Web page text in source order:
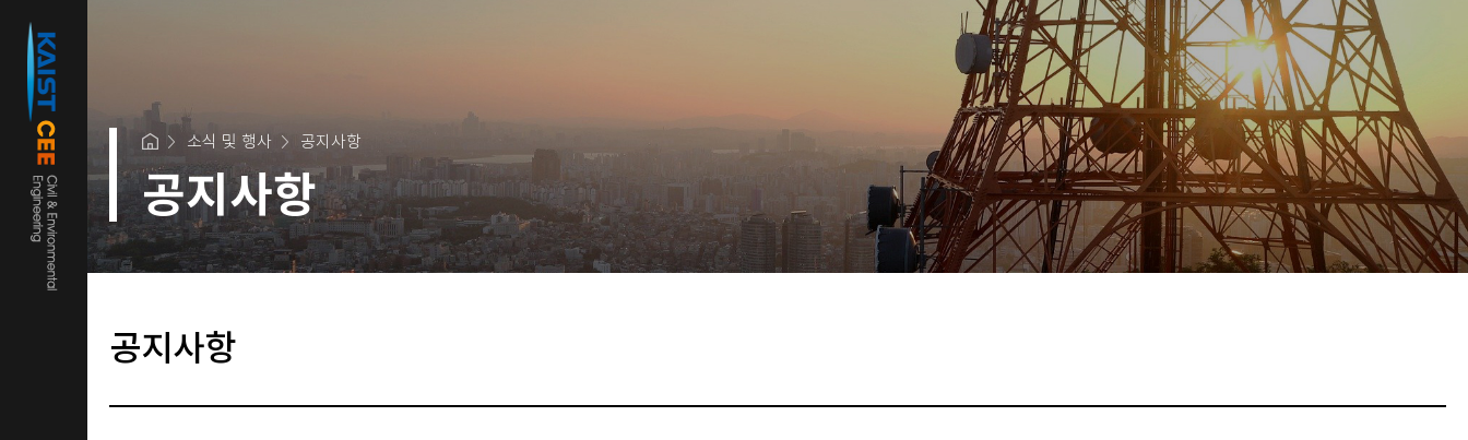
소식 및 행사 공지사항
공지사항
공지사항